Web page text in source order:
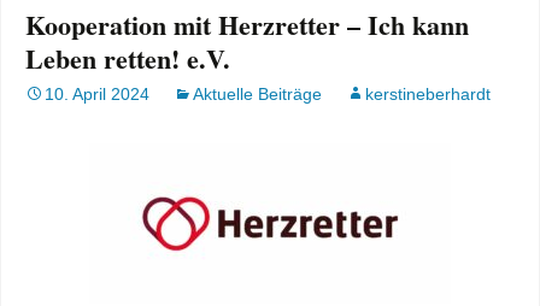
Kooperation mit Herzretter – Ich kann
Leben retten! e.V.
10. April 2024 Aktuelle Beiträge kerstineberhardt